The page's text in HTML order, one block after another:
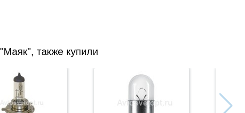
также купили